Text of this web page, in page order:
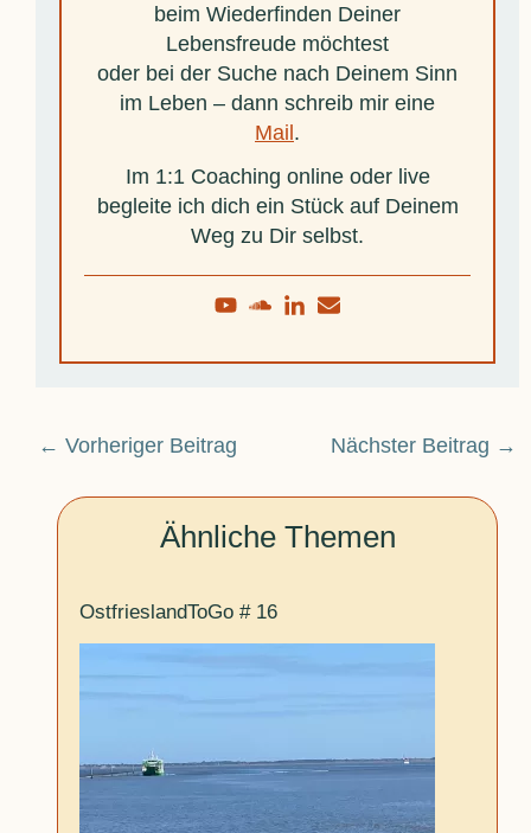
beim Wiederfinden Deiner
Lebensfreude möchtest
oder bei der Suche nach Deinem Sinn
im Leben – dann schreib mir eine
Mail.
Im 1:1 Coaching online oder live
begleite ich dich ein Stück auf Deinem
Weg zu Dir selbst.
← Vorheriger Beitrag Nächster Beitrag →
Ähnliche Themen
OstfrieslandToGo # 16